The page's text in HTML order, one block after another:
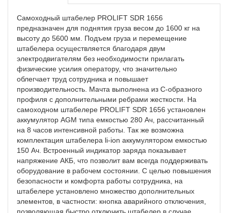
Самоходный штабелер PROLIFT SDR 1656
предназначен для поднятия груза весом до 1600 кг на
высоту до 5600 мм. Подъем груза и перемещение
штабелера осуществляется благодаря двум
электродвигателям без необходимости прилагать
физические усилия оператору, что значительно
облегчает труд сотрудника и повышает
производительность. Мачта выполнена из С-образного
профиля с дополнительными ребрами жесткости. На
самоходном штабелере PROLIFT SDR 1656 установлен
аккумулятор AGM типа емкостью 280 Ач, рассчитанный
на 8 часов интенсивной работы. Так же возможна
комплектация штабелера li-ion аккумулятором емкостью
150 Ач. Встроенный индикатор заряда показывает
напряжение АКБ, что позволит вам всегда поддерживать
оборудование в рабочем состоянии. С целью повышения
безопасности и комфорта работы сотрудника, на
штабелере установлено множество дополнительных
элементов, в частности: кнопка аварийного отключения,
позволяющая быстро отключить штабелер в случае